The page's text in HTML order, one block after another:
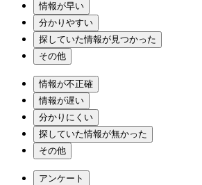
情報が早い
分かりやすい
探していた情報が見つかった
その他
情報が不正確
情報が遅い
分かりにくい
探していた情報が無かった
その他
アンケート